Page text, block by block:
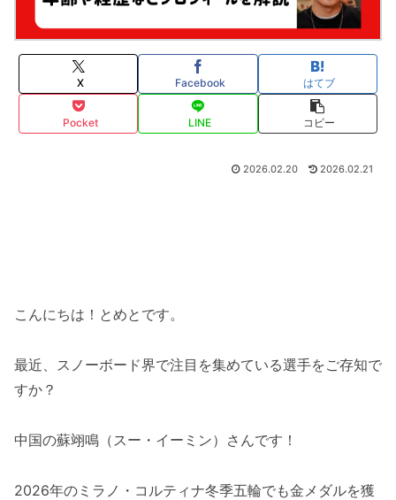
X Facebook はてブ
Pocket LINE コピー
2026.02.20 2026.02.21
こんにちは！とめとです。
最近、スノーボード界で注目を集めている選手をご存知で
すか？
中国の蘇翊鳴（スー・イーミン）さんです！
2026年のミラノ・コルティナ冬季五輪でも金メダルを獲